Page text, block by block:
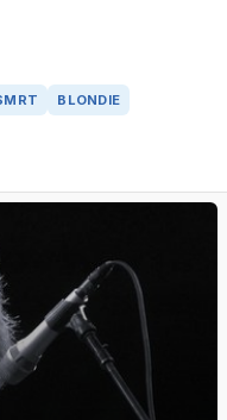
BLONDIE